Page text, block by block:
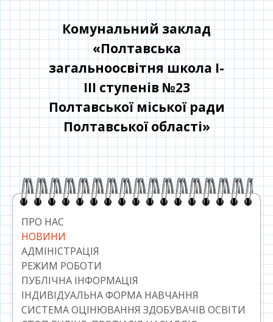
до
контенту
Комунальний заклад
«Полтавська
загальноосвітня школа І-
ІІІ ступенів №23
Полтавської міської ради
Полтавської області»
Головний
сайдбар
ПРО НАС
НОВИНИ
АДМІНІСТРАЦІЯ
РЕЖИМ РОБОТИ
ПУБЛІЧНА ІНФОРМАЦІЯ
ІНДИВІДУАЛЬНА ФОРМА НАВЧАННЯ
СИСТЕМА ОЦІНЮВАННЯ ЗДОБУВАЧІВ ОСВІТИ